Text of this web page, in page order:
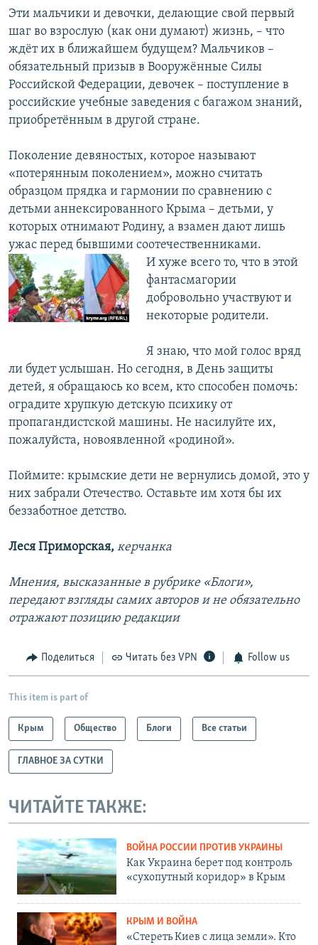
Эти мальчики и девочки, делающие свой первый
шаг во взрослую (как они думают) жизнь, – что
ждёт их в ближайшем будущем? Мальчиков –
обязательный призыв в Вооружённые Силы
Российской Федерации, девочек – поступление в
российские учебные заведения с багажом знаний,
приобретённым в другой стране.
Поколение девяностых, которое называют
«потерянным поколением», можно считать
образцом прядка и гармонии по сравнению с
детьми аннексированного Крыма – детьми, у
которых отнимают Родину, а взамен дают лишь
ужас перед бывшими соотечественниками.
И хуже всего то, что в этой
фантасмагории
добровольно участвуют и
некоторые родители.
Я знаю, что мой голос вряд
ли будет услышан. Но сегодня, в День защиты
детей, я обращаюсь ко всем, кто способен помочь:
оградите хрупкую детскую психику от
пропагандистской машины. Не насилуйте их,
пожалуйста, новоявленной «родиной».
Поймите: крымские дети не вернулись домой, это у
них забрали Отечество. Оставьте им хотя бы их
беззаботное детство.
Леся Приморская, керчанка
Мнения, высказанные в рубрике «Блоги»,
передают взгляды самих авторов и не обязательно
отражают позицию редакции
Поделиться Читать без VPN Follow us
This item is part of
Крым Общество Блоги Все статьи
ГЛАВНОЕ ЗА СУТКИ
ЧИТАЙТЕ ТАКЖЕ:
ВОЙНА РОССИИ ПРОТИВ УКРАИНЫ
Как Украина берет под контроль
«сухопутный коридор» в Крым
КРЫМ И ВОЙНА
«Стереть Киев с лица земли». Кто